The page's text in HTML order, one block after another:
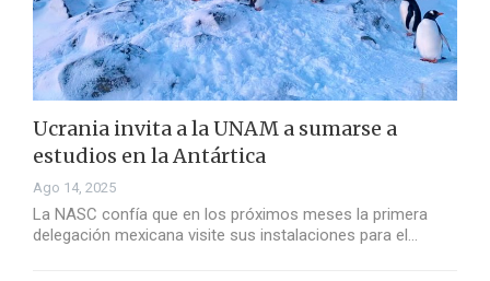
Ucrania invita a la UNAM a sumarse a
estudios en la Antártica
Ago 14, 2025
La NASC confía que en los próximos meses la primera
delegación mexicana visite sus instalaciones para el…